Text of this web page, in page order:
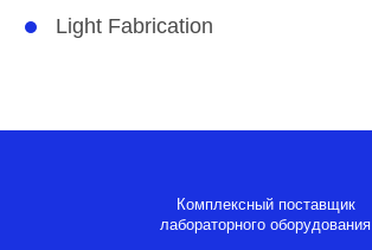
Light Fabrication
Комплексный поставщик
лабораторного оборудования